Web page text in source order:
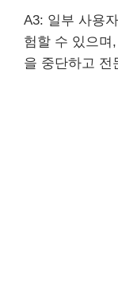
A3: 일부 사용
험할 수 있으며
을 중단하고 전